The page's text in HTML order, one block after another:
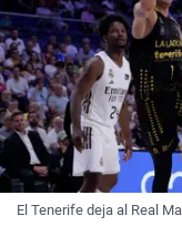
El Tenerife deja al Real